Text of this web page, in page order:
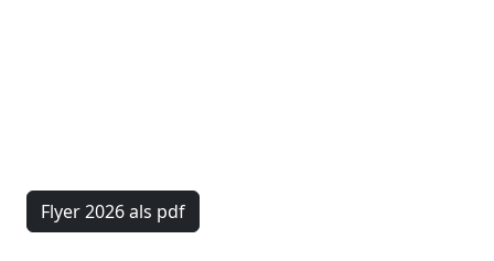
Flyer 2026 als pdf